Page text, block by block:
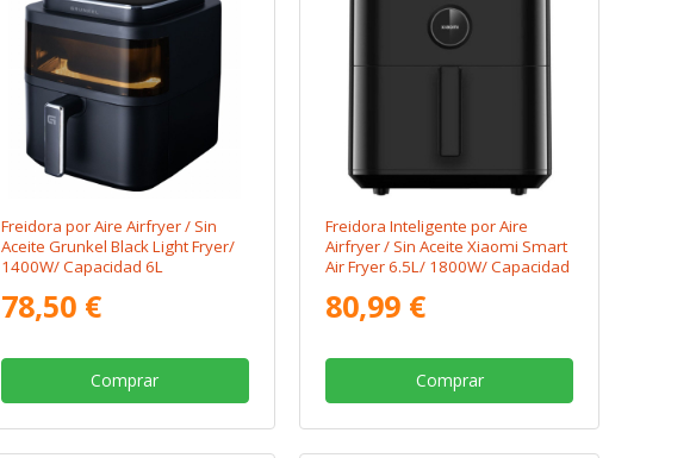
Freidora por Aire Airfryer / Sin
Aceite Grunkel Black Light Fryer/
1400W/ Capacidad 6L
78,50 €
Comprar
Freidora Inteligente por Aire
Airfryer / Sin Aceite Xiaomi Smart
Air Fryer 6.5L/ 1800W/ Capacidad
80,99 €
Comprar